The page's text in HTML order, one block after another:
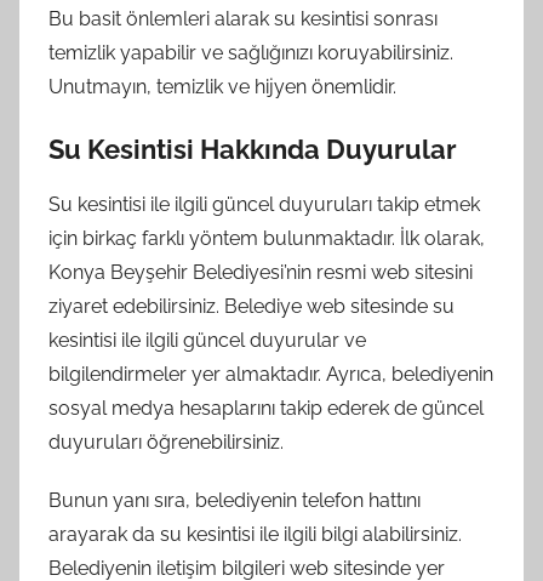
Bu basit önlemleri alarak su kesintisi sonrası
temizlik yapabilir ve sağlığınızı koruyabilirsiniz.
Unutmayın, temizlik ve hijyen önemlidir.
Su Kesintisi Hakkında Duyurular
Su kesintisi ile ilgili güncel duyuruları takip etmek
için birkaç farklı yöntem bulunmaktadır. İlk olarak,
Konya Beyşehir Belediyesi’nin resmi web sitesini
ziyaret edebilirsiniz. Belediye web sitesinde su
kesintisi ile ilgili güncel duyurular ve
bilgilendirmeler yer almaktadır. Ayrıca, belediyenin
sosyal medya hesaplarını takip ederek de güncel
duyuruları öğrenebilirsiniz.
Bunun yanı sıra, belediyenin telefon hattını
arayarak da su kesintisi ile ilgili bilgi alabilirsiniz.
Belediyenin iletişim bilgileri web sitesinde yer